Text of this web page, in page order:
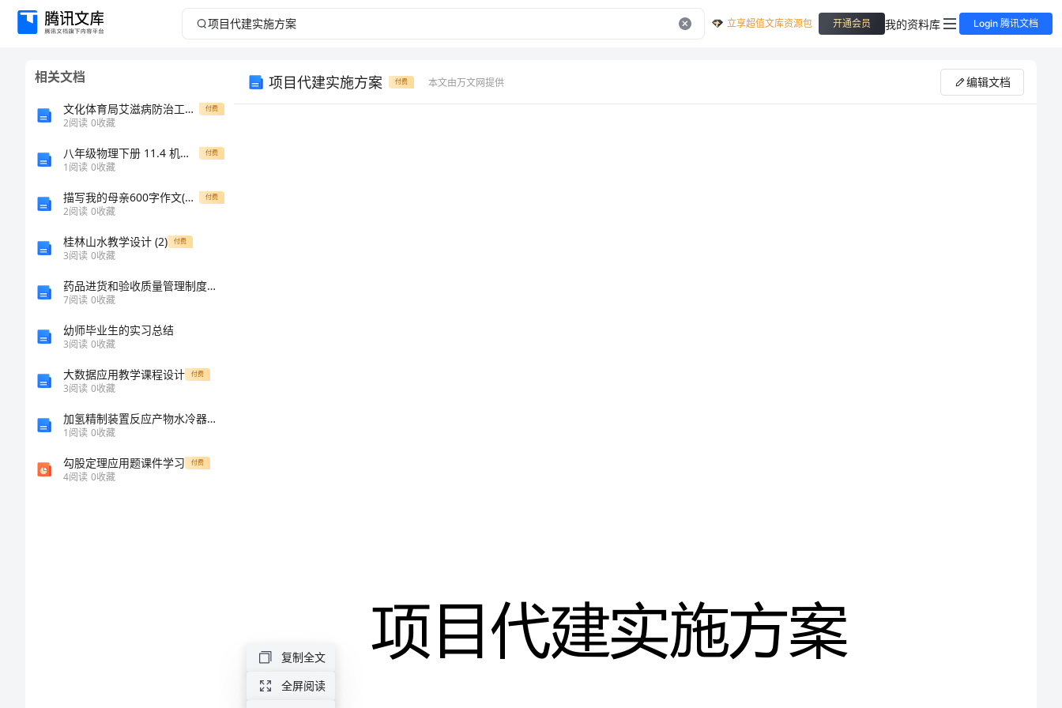
项
立享超值文库资源包 开通会员 我的资料库 Login 腾讯文档
相关文档
文化体育局艾滋病防治工作方案 付费
2阅读 0收藏
八年级物理下册 11.4 机械能及其转化教案 （新版）新人教版 付费
1阅读 0收藏
描写我的母亲600字作文(优秀3篇) 付费
2阅读 0收藏
桂林山水教学设计 (2) 付费
3阅读 0收藏
药品进货和验收质量管理制度范本
7阅读 0收藏
幼师毕业生的实习总结
3阅读 0收藏
大数据应用教学课程设计 付费
3阅读 0收藏
加氢精制装置反应产物水冷器泄漏原因分析及对策
1阅读 0收藏
勾股定理应用题课件学习 付费
4阅读 0收藏
项目代建实施方案 付费 本文由万文网提供 编辑文档
复制全文
全屏阅读